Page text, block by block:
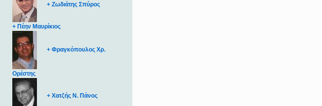
+ Ζωδιάτης Σπύρος
+ Πέην Μαυρίκιος
+ Φραγκόπουλος Χρ.
Ορέστης
+ Χατζής Ν. Πάνος